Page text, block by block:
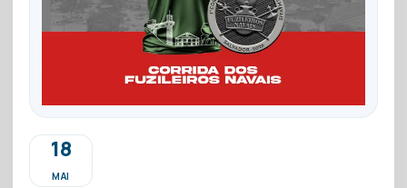
18
MAI